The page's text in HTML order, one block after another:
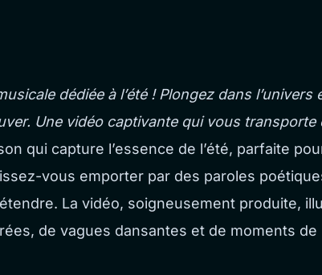
dédiée à l’été ! Plongez dans
Une vidéo captivante qui vous
qui capture l’essence de l’été, parfaite
vous emporter par des paroles
La vidéo, soigneusement produite,
de vagues dansantes et de moments